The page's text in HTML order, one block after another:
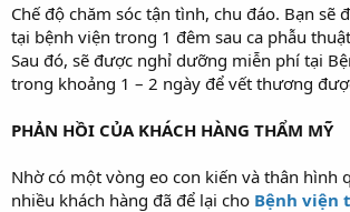
Chế độ chăm sóc tận tình, chu đáo. Bạn sẽ
tại bệnh viện trong 1 đêm sau ca phẫu
Sau đó, sẽ được nghỉ dưỡng miễn phí tại
trong khoảng 1 – 2 ngày để vết thương
PHẢN HỒI CỦA KHÁCH HÀNG THẨM MỸ
Nhờ có một vòng eo con kiến và thân hình
nhiều khách hàng đã để lại cho Bệnh viện